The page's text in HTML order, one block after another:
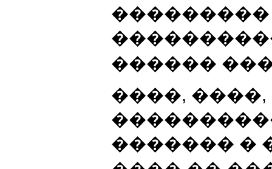
������
����,
������� �